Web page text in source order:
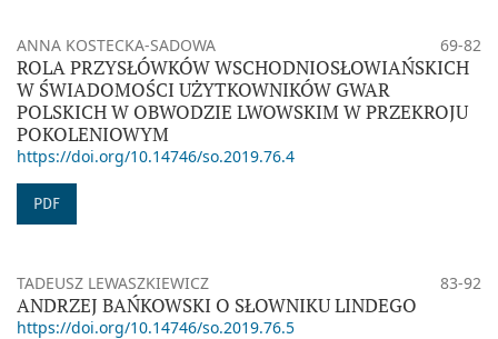
ANNA KOSTECKA-SADOWA 69-82
ROLA PRZYSŁÓWKÓW WSCHODNIOSŁOWIAŃSKICH
W ŚWIADOMOŚCI UŻYTKOWNIKÓW GWAR
POLSKICH W OBWODZIE LWOWSKIM W PRZEKROJU
POKOLENIOWYM
https://doi.org/10.14746/so.2019.76.4
PDF
TADEUSZ LEWASZKIEWICZ 83-92
ANDRZEJ BAŃKOWSKI O SŁOWNIKU LINDEGO
https://doi.org/10.14746/so.2019.76.5